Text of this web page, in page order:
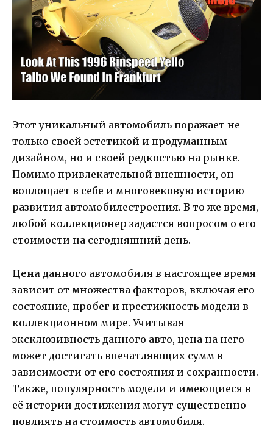
Этот уникальный автомобиль поражает не
только своей эстетикой и продуманным
дизайном, но и своей редкостью на рынке.
Помимо привлекательной внешности, он
воплощает в себе и многовековую историю
развития автомобилестроения. В то же время,
любой коллекционер задастся вопросом о его
стоимости на сегодняшний день.
Цена данного автомобиля в настоящее время
зависит от множества факторов, включая его
состояние, пробег и престижность модели в
коллекционном мире. Учитывая
эксклюзивность данного авто, цена на него
может достигать впечатляющих сумм в
зависимости от его состояния и сохранности.
Также, популярность модели и имеющиеся в
её истории достижения могут существенно
повлиять на стоимость автомобиля.